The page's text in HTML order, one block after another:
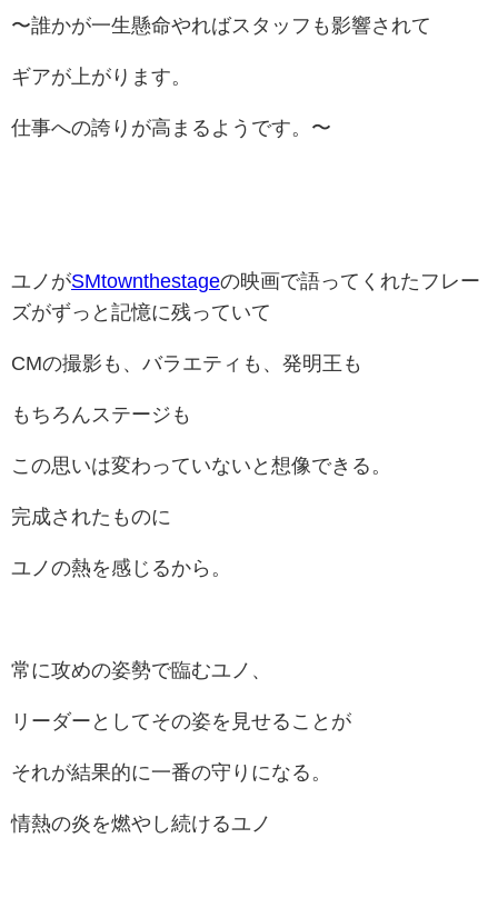
〜誰かが一生懸命やればスタッフも影響されて
ギアが上がります。
仕事への誇りが高まるようです。〜
ユノがSMtownthestageの映画で語ってくれたフレー
ズがずっと記憶に残っていて
CMの撮影も、バラエティも、発明王も
もちろんステージも
この思いは変わっていないと想像できる。
完成されたものに
ユノの熱を感じるから。
常に攻めの姿勢で臨むユノ、
リーダーとしてその姿を見せることが
それが結果的に一番の守りになる。
情熱の炎を燃やし続けるユノ